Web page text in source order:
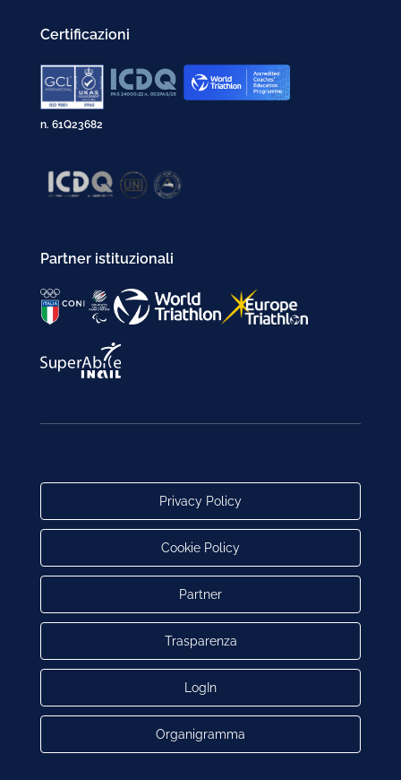
Certificazioni
n. 61Q23682
Partner istituzionali
Privacy Policy
Cookie Policy
Partner
Trasparenza
LogIn
Organigramma